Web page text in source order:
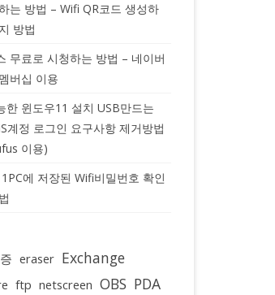
는 방법 – Wifi QR코드 생성하
방법
무료로 시청하는 방법 – 네이버
버십 이용
한 윈도우11 설치 USB만드는
계정 로그인 요구사항 제거방법
이용)
에 저장된 Wifi비밀번호 확인
eraser Exchange
ftp netscreen OBS PDA